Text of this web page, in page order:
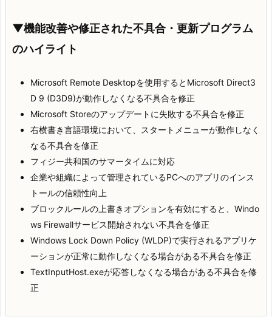
▼機能改善や修正された不具合・更新プログラム
のハイライト
Microsoft Remote Desktopを使用するとMicrosoft Direct3
D 9 (D3D9)が動作しなくなる不具合を修正
Microsoft Storeのアップデートに失敗する不具合を修正
右横書き言語環境において、スタートメニューが動作しなく
なる不具合を修正
フィジー共和国のサマータイムに対応
企業や組織によって管理されているPCへのアプリのインス
トールの信頼性向上
ブロックルールの上書きオプションを有効にすると、Windo
ws Firewallサービス開始されない不具合を修正
Windows Lock Down Policy (WLDP)で実行されるアプリケ
ーションが正常に動作しなくなる場合がある不具合を修正
TextInputHost.exeが応答しなくなる場合がある不具合を修
正